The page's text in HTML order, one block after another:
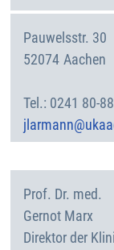
Pauwelsstr. 30
52074 Aachen
0241 80-
Prof. Dr. med.
Gernot Marx
Direktor der